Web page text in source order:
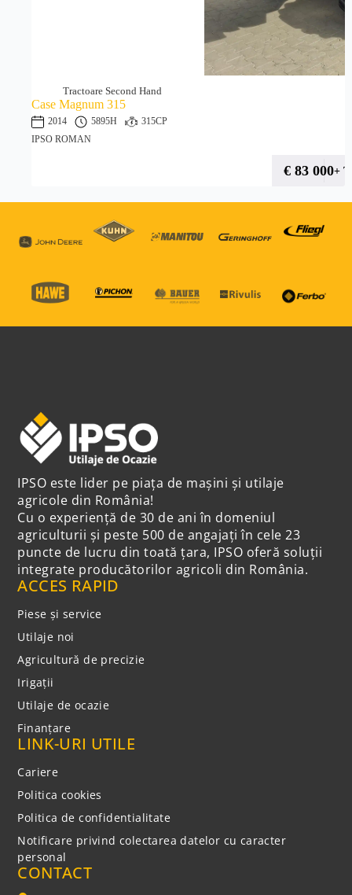
Tractoare Second Hand
Case Magnum 315
2014 5895H
315CP
IPSO ROMAN
€ 83 000+
IPSO este lider pe piața de mașini și utilaje
agricole din România!
Cu o experiență de 30 de ani în domeniul
agriculturii și peste 500 de angajați în cele 23
puncte de lucru din toată țara, IPSO oferă soluții
integrate producătorilor agricoli din România.
ACCES RAPID
Piese și service
Utilaje noi
Agricultură de precizie
Irigații
Utilaje de ocazie
Finanțare
LINK-URI UTILE
Cariere
Politica cookies
Politica de confidentialitate
Notificare privind colectarea datelor cu caracter
personal
CONTACT